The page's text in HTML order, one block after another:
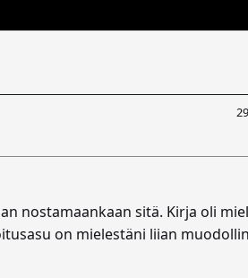
nostamaankaan sitä. Kirja oli
on mielestäni liian